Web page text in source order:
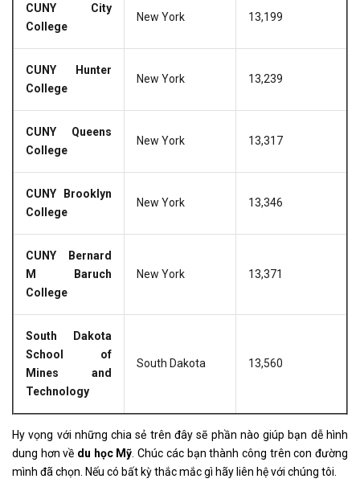
CUNY City
College
New York 13,199
CUNY Hunter
College
New York 13,239
CUNY Queens
College
New York 13,317
CUNY Brooklyn
College
New York 13,346
CUNY Bernard
M Baruch
College
New York 13,371
South Dakota
School of
Mines and
Technology
South Dakota 13,560
Hy vọng với những chia sẻ trên đây sẽ phần nào giúp bạn dễ hình
dung hơn về du học Mỹ . Chúc các bạn thành công trên con đường
mình đã chọn. Nếu có bất kỳ thắc mắc gì hãy liên hệ với chúng tôi.